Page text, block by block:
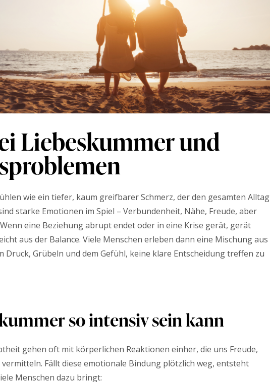
Liebeskummer und
wie ein tiefer, kaum greifbarer Schmerz, der den gesamten Alltag
starke Emotionen im Spiel – Verbundenheit, Nähe, Freude, aber
eine Beziehung abrupt endet oder in eine Krise gerät, gerät
aus der Balance. Viele Menschen erleben dann eine Mischung aus
Grübeln und dem Gefühl, keine klare Entscheidung treffen zu
so intensiv sein kann
gehen oft mit körperlichen Reaktionen einher, die uns Freude,
Fällt diese emotionale Bindung plötzlich weg, entsteht
Menschen dazu bringt: